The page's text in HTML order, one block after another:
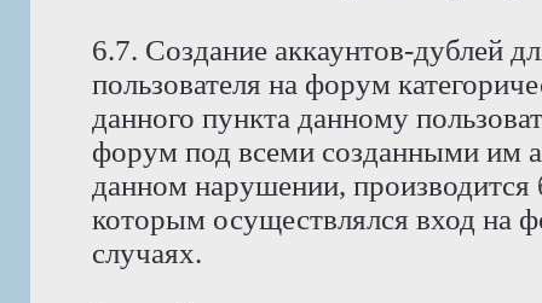
6.7. Создание аккаунтов-дублей
пользователя на форум
данного пункта данному
форум под всеми созданными им
данном нарушении, производится
которым осуществлялся вход на
случаях.